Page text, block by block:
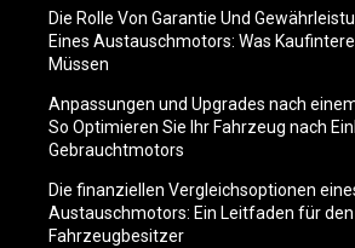
Die Rolle Von Garantie Und
Eines Austauschmotors: Was
Müssen
Anpassungen und Upgrades nach
So Optimieren Sie Ihr Fahrzeug nach
Gebrauchtmotors
Die finanziellen Vergleichsoptionen
Austauschmotors: Ein Leitfaden für
Fahrzeugbesitzer